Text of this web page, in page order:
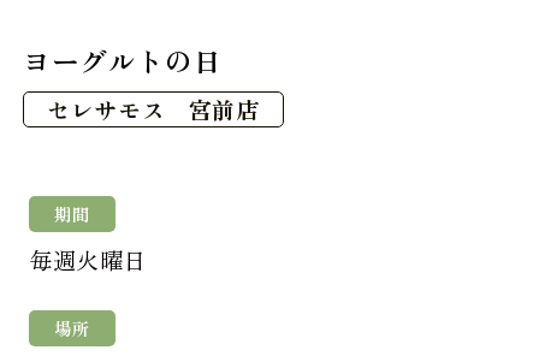
ヨーグルトの日
セレサモス 宮前店
期間
毎週火曜日
場所